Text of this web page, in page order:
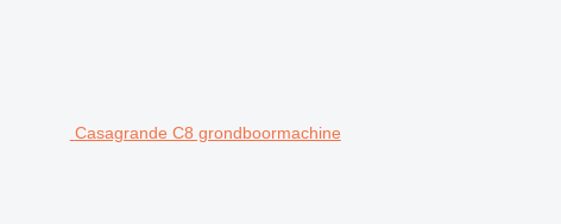
Casagrande C8 grondboormachine